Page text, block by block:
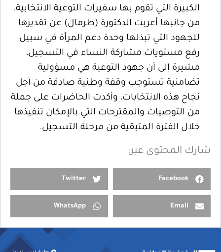
الكبيرة التي تقوم بها سفيرات التوعية الانتخابية.
من جانبها أعربت الدكتورة (طرمال) عن تقديرها
للجهود التي تبذلها وحدة دعم المرأة في سبيل
رفع مستويات مشاركة النساء في التسجيل،
مشيرة إلى أن جهود التوعية هي مسؤولية
تضامنية تستوجب وقفة وطنية صادقة من أجل
نجاح هذه الانتخابات، وأكدت الحاضرات على جملة
من التوصيات والمقترحات التي بالإمكان تنفيذها
خلال الفترة المتبقية من مرحلة التسجيل.
شارك المحتوى عبر:
Facebook
Twitter
Email
WhatsApp